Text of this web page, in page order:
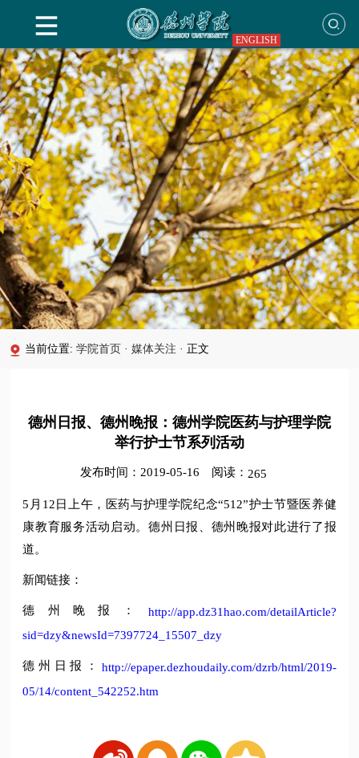
ENGLISH
当前位置:学院首页 · 媒体关注 · 正文
德州日报、德州晚报：德州学院医药与护理学院
举行护士节系列活动
发布时间：2019-05-16 阅读： 265
5月12日上午，医药与护理学院纪念“512”护士节暨医养健
康教育服务活动启动。德州日报、德州晚报对此进行了报
道。
新闻链接：
德州晚报： http://app.dz31hao.com/detailArticle?
sid=dzy&newsId=7397724_15507_dzy
德州日报： http://epaper.dezhoudaily.com/dzrb/html/2019-
05/14/content_542252.htm